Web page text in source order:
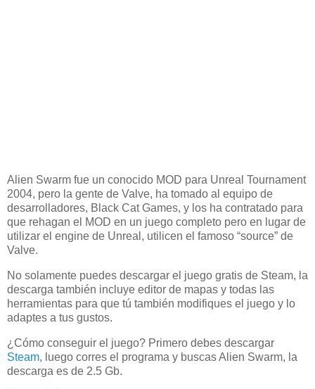
Alien Swarm fue un conocido MOD para Unreal Tournament
2004, pero la gente de Valve, ha tomado al equipo de
desarrolladores, Black Cat Games, y los ha contratado para
que rehagan el MOD en un juego completo pero en lugar de
utilizar el engine de Unreal, utilicen el famoso “source” de
Valve.
No solamente puedes descargar el juego gratis de Steam, la
descarga también incluye editor de mapas y todas las
herramientas para que tú también modifiques el juego y lo
adaptes a tus gustos.
¿Cómo conseguir el juego? Primero debes descargar
Steam, luego corres el programa y buscas Alien Swarm, la
descarga es de 2.5 Gb.